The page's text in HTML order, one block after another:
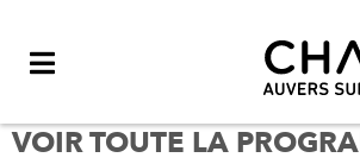
VOIR TOUTE LA